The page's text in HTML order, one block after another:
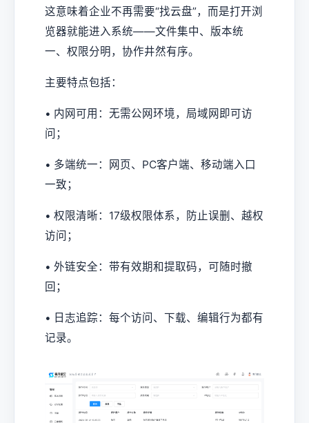
这意味着企业不再需要“找云盘”，而是打开浏
览器就能进入系统——文件集中、版本统
一、权限分明，协作井然有序。
主要特点包括：
• 内网可用：无需公网环境，局域网即可访
问；
• 多端统一：网页、PC客户端、移动端入口
一致；
• 权限清晰：17级权限体系，防止误删、越权
访问；
• 外链安全：带有效期和提取码，可随时撤
回；
• 日志追踪：每个访问、下载、编辑行为都有
记录。